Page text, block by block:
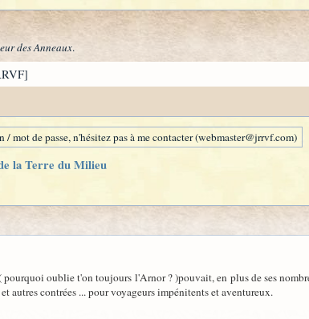
des Anneaux.
de passe, n'hésitez pas à me contacter (webmaster@jrrvf.com)
la Terre du Milieu
oublie t'on toujours l'Arnor ? )pouvait, en plus de ses
autres contrées ... pour voyageurs impénitents et aventureux.